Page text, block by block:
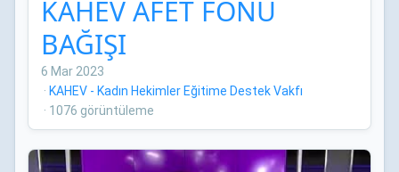
KAHEV AFET FONU
BAĞIŞI
6 Mar 2023
· KAHEV - Kadın Hekimler Eğitime Destek Vakfı
· 1076 görüntüleme